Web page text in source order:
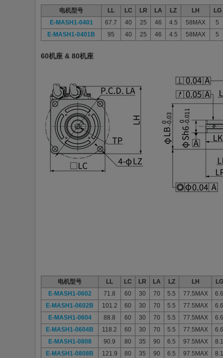
电机型号 LL LC LR LA LZ LH
LG
E-MASH1-0401
67.7 40 25 46 4.5 58MAX
5
E-MASH1-0401B 95 40 25 46 4.5 58MAX 5
60机座 & 80机座
电机型号 LL LC LR LA LZ LH
LG
E-MASH1-0602 71.8 60 30 70 5.5 77.5MAX
6.6
E-MASH1-0602B 101.2 60 30 70 5.5 77.5MAX
6.6
E-MASH1-0604 88.8 60 30 70 5.5 77.5MAX
6.6
E-MASH1-0604B 118.2 60 30 70 5.5 77.5MAX
6.6
E-MASH1-0808 90.9 80 35 90 6.5 97.5MAX
8.1
E-MASH1-0808B 121.9 80 35 90 6.5 97.5MAX
8.1